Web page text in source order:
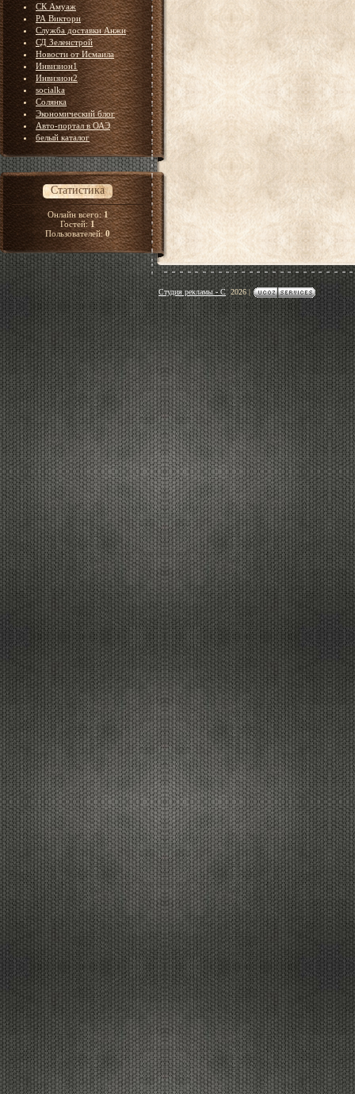
СК Амуаж
РА Виктори
Служба доставки Анжи
СД Зеленстрой
Новости от Исмаила
Инвизион1
Инвизион2
socialka
Солянка
Экономический блог
Авто-портал в ОАЭ
белый каталог
Статистика
Онлайн всего:1
Гостей:1
Пользователей:0
Студия рекламы - С2026|